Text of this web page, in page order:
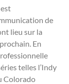
de
lieu sur la
En
telles l’Indy
Colorado